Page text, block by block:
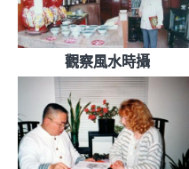
觀察風水時攝